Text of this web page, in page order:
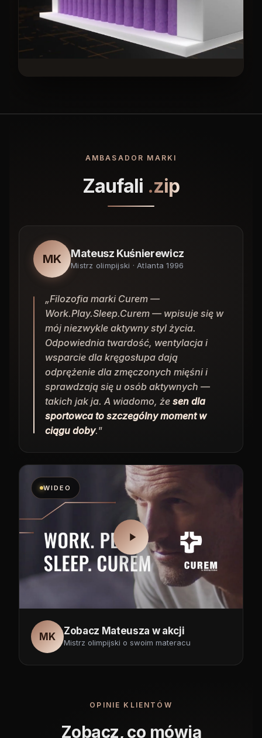
AMBASADOR MARKI
Zaufali .zip
MK Mateusz Kuśnierewicz
Mistrz olimpijski · Atlanta 1996
„Filozofia marki Curem —
Work.Play.Sleep.Curem — wpisuje się w
mój niezwykle aktywny styl życia.
Odpowiednia twardość, wentylacja i
wsparcie dla kręgosłupa dają
odprężenie dla zmęczonych mięśni i
sprawdzają się u osób aktywnych —
takich jak ja. A wiadomo, że sen dla
sportowca to szczególny moment w
ciągu doby."
WIDEO
MK Zobacz Mateusza w akcji
Mistrz olimpijski o swoim materacu
OPINIE KLIENTÓW
Zobacz, co mówią